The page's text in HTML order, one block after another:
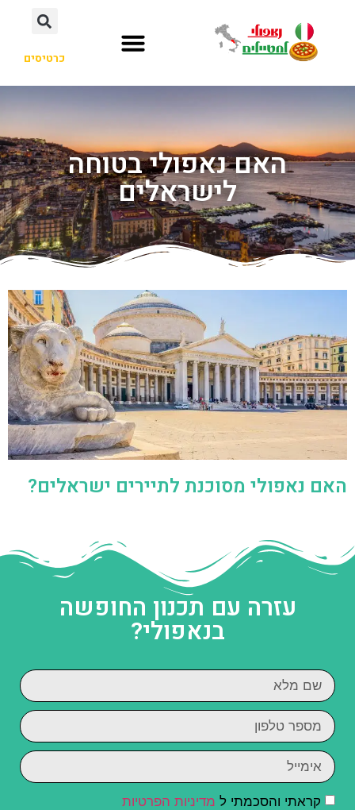
כרטיסים
האם נאפולי בטוחה
לישראלים
האם נאפולי מסוכנת לתיירים ישראלים?
עזרה עם תכנון החופשה
בנאפולי?
קראתי והסכמתי ל מדיניות הפרטיות